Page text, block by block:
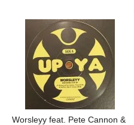
Worsleyy feat. Pete Cannon &